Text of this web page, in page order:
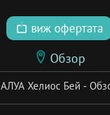
виж офертата
Обзор
АЛУА Хелиос Бей -